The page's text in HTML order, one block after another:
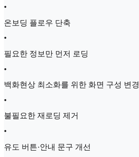
•
온보딩 플로우 단축
•
필요한 정보만 먼저 로딩
•
백화현상 최소화를 위한 화면 구성 변경
•
불필요한 재로딩 제거
•
유도 버튼·안내 문구 개선